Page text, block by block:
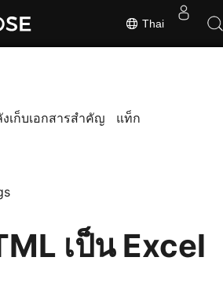
Thai
เก็บเอกสารสำคัญ แท็ก
เป็น Excel